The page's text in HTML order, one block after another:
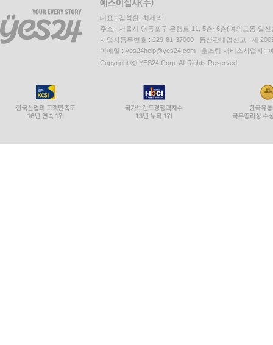
대표 : 김석환, 최세라
주소 : 서울시 영등포구 은행로 11, 5층~6층(여의도동,일신
사업자등록번호 : 229-81-37000 통신판매업신고 : 제
이메일 : yes24help@yes24.com 호스팅 서비스사업자 :
Copyright ⓒ YES24 Corp. All Rights Reserved.